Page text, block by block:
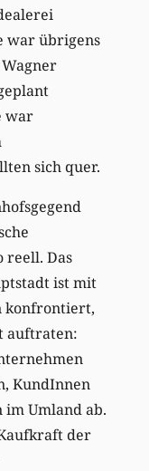
war übrigens
war
sich quer.
reell. Das
ist mit
konfrontiert,
auftraten:
KundInnen
Umland ab.
der